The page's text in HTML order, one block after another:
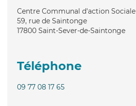
Centre Communal d'action Sociale
59, rue de Saintonge
17800 Saint-Sever-de-Saintonge
Téléphone
09 77 08 17 65